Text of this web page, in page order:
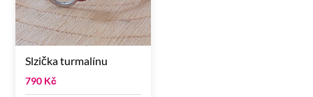
Slzička turmalínu
790 Kč